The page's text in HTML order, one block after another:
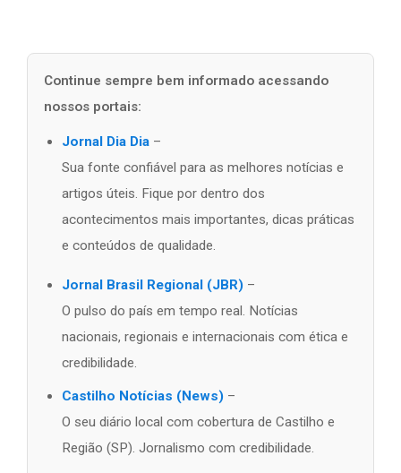
Continue sempre bem informado acessando
nossos portais:
Jornal Dia Dia –
Sua fonte confiável para as melhores notícias e
artigos úteis. Fique por dentro dos
acontecimentos mais importantes, dicas práticas
e conteúdos de qualidade.
Jornal Brasil Regional (JBR) –
O pulso do país em tempo real. Notícias
nacionais, regionais e internacionais com ética e
credibilidade.
Castilho Notícias (News) –
O seu diário local com cobertura de Castilho e
Região (SP). Jornalismo com credibilidade.